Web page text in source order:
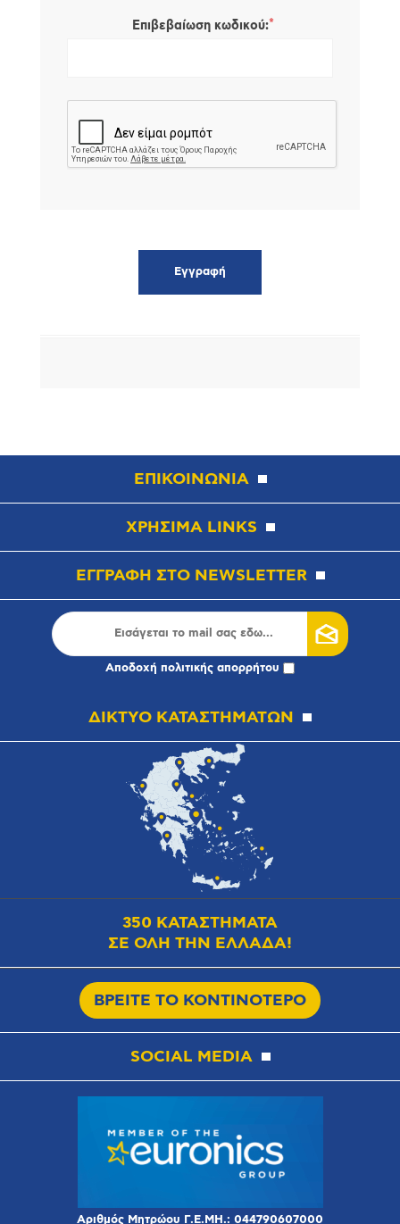
Επιβεβαίωση κωδικού:*
ΕΠΙΚΟΙΝΩΝΙΑ
ΧΡΗΣΙΜΑ LINKS
ΕΓΓΡΑΦΗ ΣΤΟ NEWSLETTER
Αποδοχή πολιτικής απορρήτου
ΔΙΚΤΥΟ ΚΑΤΑΣΤΗΜΑΤΩΝ
350 ΚΑΤΑΣΤΗΜΑΤΑ
ΣΕ ΟΛΗ ΤΗΝ ΕΛΛΑΔΑ!
ΒΡΕΙΤΕ ΤΟ ΚΟΝΤΙΝΟΤΕΡΟ
SOCIAL MEDIA